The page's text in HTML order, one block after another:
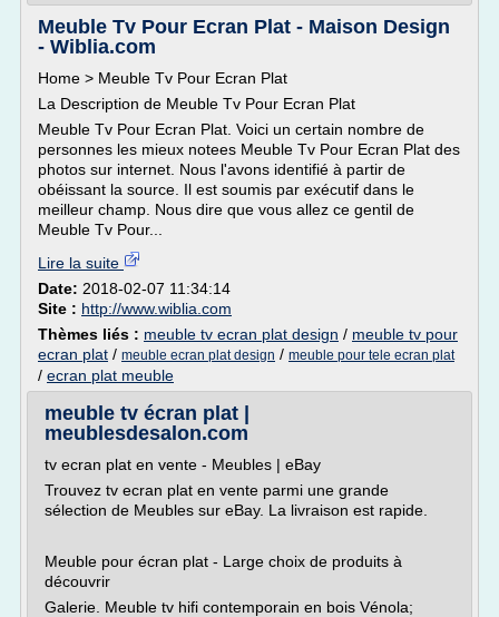
Meuble Tv Pour Ecran Plat - Maison Design
- Wiblia.com
Home > Meuble Tv Pour Ecran Plat
La Description de Meuble Tv Pour Ecran Plat
Meuble Tv Pour Ecran Plat. Voici un certain nombre de
personnes les mieux notees Meuble Tv Pour Ecran Plat des
photos sur internet. Nous l'avons identifié à partir de
obéissant la source. Il est soumis par exécutif dans le
meilleur champ. Nous dire que vous allez ce gentil de
Meuble Tv Pour...
Lire la suite
Date: 2018-02-07 11:34:14
Site : http://www.wiblia.com
Thèmes liés : meuble tv ecran plat design / meuble tv pour
ecran plat / meuble ecran plat design / meuble pour tele ecran plat
/ ecran plat meuble
meuble tv écran plat |
meublesdesalon.com
tv ecran plat en vente - Meubles | eBay
Trouvez tv ecran plat en vente parmi une grande
sélection de Meubles sur eBay. La livraison est rapide.
Meuble pour écran plat - Large choix de produits à
découvrir
Galerie. Meuble tv hifi contemporain en bois Vénola;